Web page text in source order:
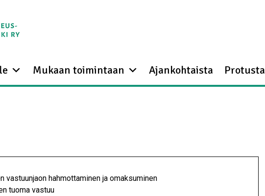
Mukaan toimintaan Ajankohtaista Protusta
vastuunjaon hahmottaminen ja omaksuminen
tuoma vastuu